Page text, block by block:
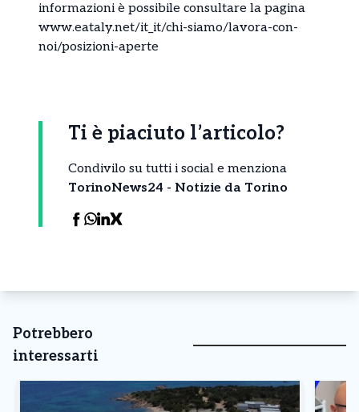
informazioni è possibile consultare la pagina
www.eataly.net/it_it/chi-siamo/lavora-con-
noi/posizioni-aperte
Ti è piaciuto l’articolo?
Condivilo su tutti i social e menziona
TorinoNews24 - Notizie da Torino
Potrebbero
interessarti